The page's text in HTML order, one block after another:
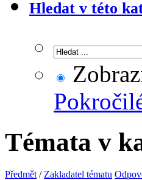
Hledat v této
Témata v
Předmět / Zakladatel tématu